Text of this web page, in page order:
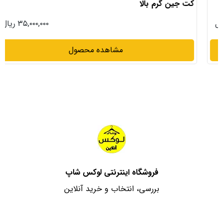
کت جین گرم بالا
۳۵,۰۰۰,۰۰۰ ریال
مشاهده محصول
فروشگاه اینترنتی لوکس شاپ
بررسی، انتخاب و خرید آنلاین